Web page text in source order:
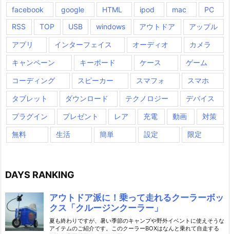
facebook
google HTML ipod mac
PC
RSS
TOP USB windows アウトドア アップル
アプリ インターフェイス オーディオ カメラ
キャンペーン キーボード ケース ゲーム
コーディング スピーカー スマフォ スマホ
タブレット ダウンロード テクノロジー デバイス
プラグイン プレゼント レア 充電 動画 対策
無料 生活 簡単 設定 限定
DAYS RANKING